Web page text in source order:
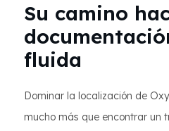
Su camino
fluida
Dominar la localización de
mucho más que encontrar un